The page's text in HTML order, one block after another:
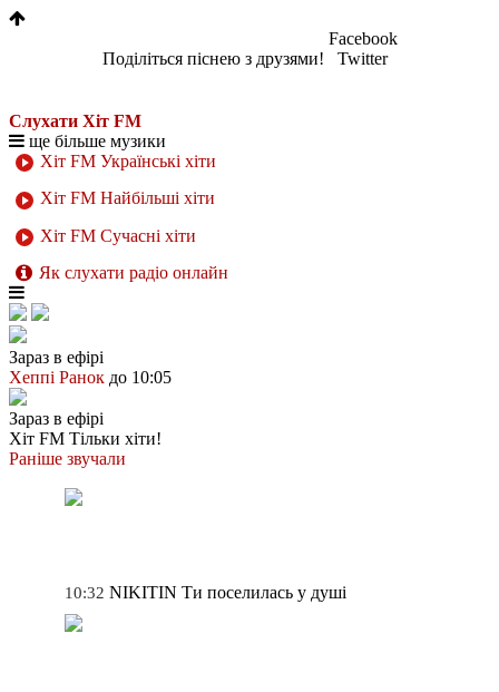
Поділіться піснею з друзями!
Facebook
Twitter
Слухати Хіт FM
ще більше музики
Хіт FM Українські хіти
Хіт FM Найбільші хіти
Хіт FM Сучасні хіти
Як слухати радіо онлайн
Зараз в ефірі
Хеппі Ранок до 10:05
Зараз в ефірі
Хіт FM Тільки хіти!
Раніше звучали
10:32 NIKITIN Ти поселилась у душі